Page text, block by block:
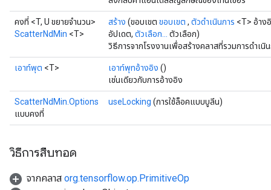
คงที่ <T, U ขยายจำนวน>
ScatterNdMin <T>
สร้าง (ขอบเขต ขอบเขต , ตัวดำเนินการ <T> อ้าง
อัปเดต, ตัวเลือก...
ตัวเลือก)
วิธีการจากโรงงานเพื่อสร้างคลาสที่รวมการดำเ
เอาท์พุต <T> เอาท์พุทอ้างอิง ()
เช่นเดียวกับการอ้างอิง
ScatterNdMin.Options
แบบคงที่
useLocking (การใช้ล็อคแบบบูลีน)
วิธีการสืบทอด
จากคลาส org.tensorflow.op.PrimitiveOp